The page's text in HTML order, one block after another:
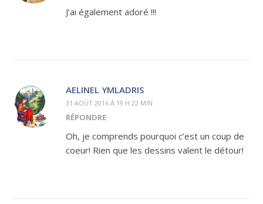
J’ai également adoré !!!
AELINEL YMLADRIS
31 AOÛT 2016 À 19 H 22 MIN
RÉPONDRE
Oh, je comprends pourquoi c’est un coup de
coeur! Rien que les dessins valent le détour!